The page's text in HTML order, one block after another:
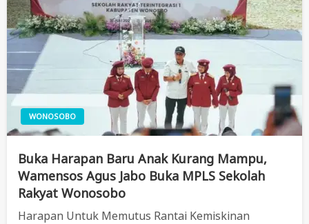
WONOSOBO
Buka Harapan Baru Anak Kurang Mampu,
Wamensos Agus Jabo Buka MPLS Sekolah
Rakyat Wonosobo
Harapan Untuk Memutus Rantai Kemiskinan